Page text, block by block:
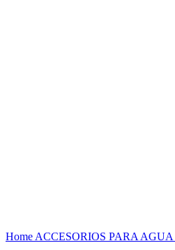
Home ACCESORIOS PARA AGUA